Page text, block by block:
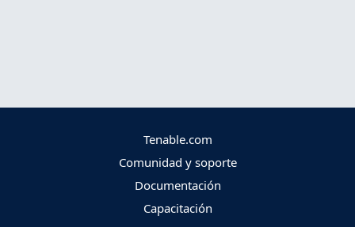
Tenable.com
Comunidad y soporte
Documentación
Capacitación